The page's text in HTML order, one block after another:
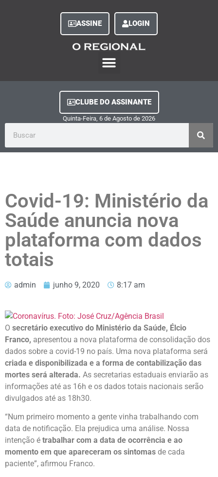
ASSINE LOGIN
CLUBE DO ASSINANTE
Quinta-Feira, 6 de Agosto de 2026
Covid-19: Ministério da
Saúde anuncia nova
plataforma com dados
totais
admin junho 9, 2020 8:17 am
O secretário executivo do Ministério da Saúde, Élcio
Franco, apresentou a nova plataforma de consolidação dos
dados sobre a covid-19 no país. Uma nova plataforma será
criada e disponibilizada e a forma de contabilização das
mortes será alterada. As secretarias estaduais enviarão as
informações até as 16h e os dados totais nacionais serão
divulgados até as 18h30.
“Num primeiro momento a gente vinha trabalhando com
data de notificação. Ela prejudica uma análise. Nossa
intenção é trabalhar com a data de ocorrência e ao
momento em que apareceram os sintomas de cada
paciente”, afirmou Franco.